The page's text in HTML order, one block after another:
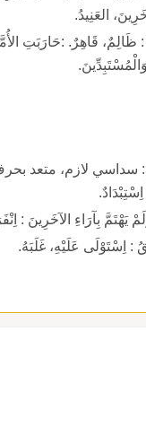
العَنِيدُ.
قَاهِرٌ. :حَارَبَتِ
لازم، متعد
يَهْتَمَّ بِآرَاءِ الآخَرِينَ :
: اِسْتَوْلَى عَلَيْهِ، غَلَبَهُ.